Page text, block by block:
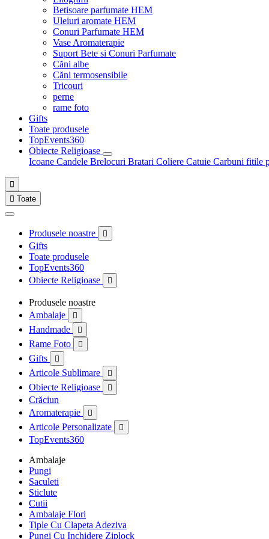
Betisoare parfumate HEM
Uleiuri aromate HEM
Conuri Parfumate HEM
Vase Aromaterapie
Suport Bete si Conuri Parfumate
Căni albe
Căni termosensibile
Tricouri
perne
rame foto
Gifts
Toate produsele
TopEvents360
Obiecte Religioase
Icoane Candele Brelocuri Bratari Coliere Catuie Carbuni fitile

 Toate
Produsele noastre 
Gifts
Toate produsele
TopEvents360
Obiecte Religioase

Produsele noastre
Ambalaje

Handmade 
Rame Foto 
Gifts 
Articole Sublimare 
Obiecte Religioase 
Crăciun
Aromaterapie

Articole Personalizate 
TopEvents360
Ambalaje
Pungi
Saculeti
Sticlute
Cutii
Ambalaje Flori
Tiple Cu Clapeta Adeziva
Pungi Cu Inchidere Ziplock